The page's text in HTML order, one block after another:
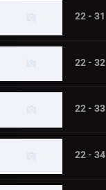
22 - 31
22 - 32
22 - 33
22 - 34